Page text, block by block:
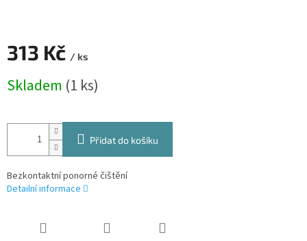
313 Kč / ks
cena:
Skladem (1 ks)
Přidat do košíku
Bezkontaktní ponorné čištění
Detailní informace